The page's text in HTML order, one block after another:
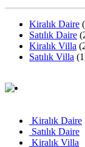
Kiralık Daire
Satılık Daire
Kiralık Villa
Satılık Villa
Kiralık Daire
Satılık Daire
Kiralık Villa